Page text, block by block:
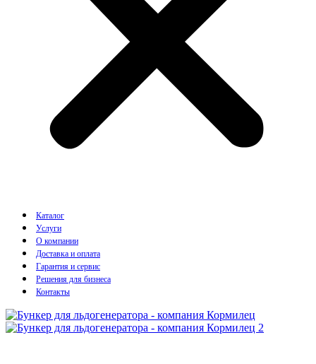
Каталог
Услуги
О компании
Доставка и оплата
Гарантия и сервис
Решения для бизнеса
Контакты